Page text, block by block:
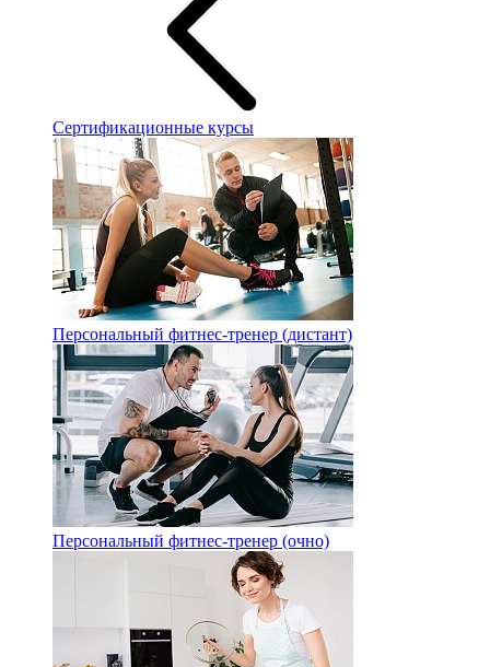
Сертификационные курсы
Персональный фитнес-тренер (дистант)
Персональный фитнес-тренер (очно)